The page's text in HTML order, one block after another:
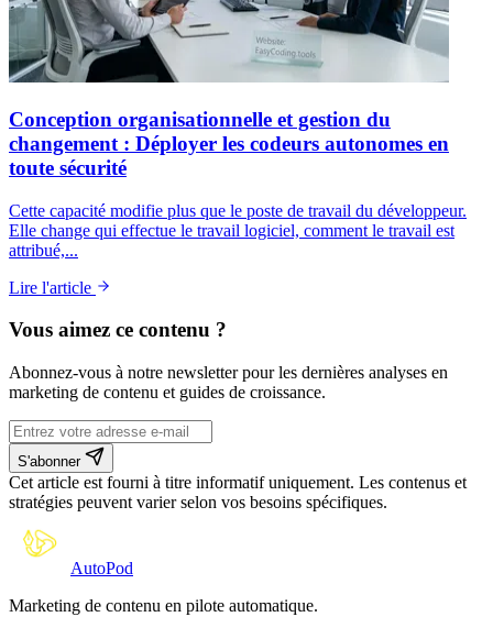
Conception organisationnelle et gestion du
changement : Déployer les codeurs autonomes en
toute sécurité
Cette capacité modifie plus que le poste de travail du développeur.
Elle change qui effectue le travail logiciel, comment le travail est
attribué,...
Lire l'article
Vous aimez ce contenu ?
Abonnez-vous à notre newsletter pour les dernières analyses en
marketing de contenu et guides de croissance.
S'abonner
Cet article est fourni à titre informatif uniquement. Les contenus et
stratégies peuvent varier selon vos besoins spécifiques.
AutoPod
Marketing de contenu en pilote automatique.